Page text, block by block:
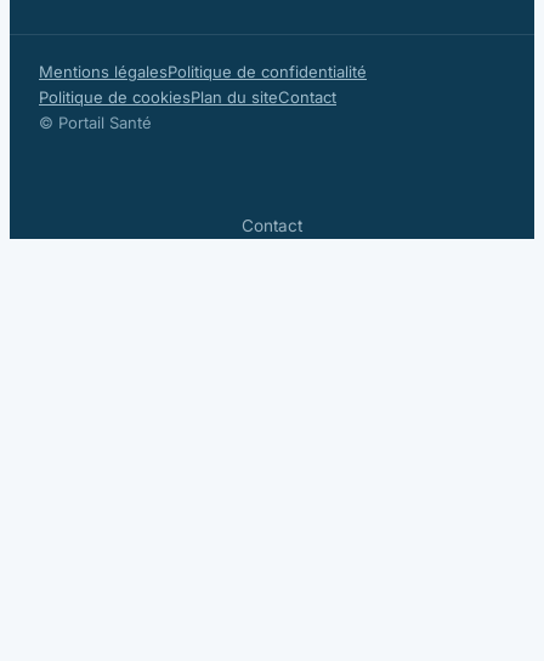
Mentions légalesPolitique de confidentialité
Politique de cookiesPlan du siteContact
© Portail Santé
Contact